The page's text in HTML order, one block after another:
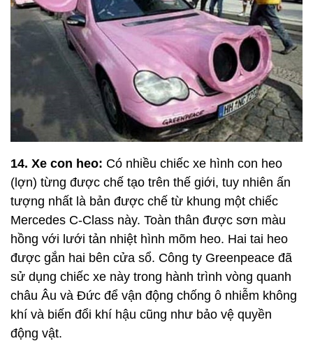
14. Xe con heo: Có nhiều chiếc xe hình con heo
(lợn) từng được chế tạo trên thế giới, tuy nhiên ấn
tượng nhất là bản được chế từ khung một chiếc
Mercedes C-Class này. Toàn thân được sơn màu
hồng với lưới tản nhiệt hình mõm heo. Hai tai heo
được gắn hai bên cửa sổ. Công ty Greenpeace đã
sử dụng chiếc xe này trong hành trình vòng quanh
châu Âu và Đức để vận động chống ô nhiễm không
khí và biến đổi khí hậu cũng như bảo vệ quyền
động vật.